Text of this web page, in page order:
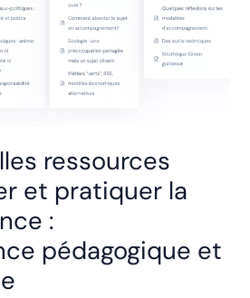
ressources
et pratiquer la
:
pédagogique et